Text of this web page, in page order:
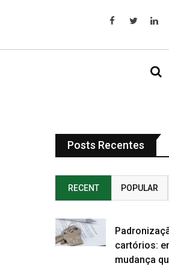
Posts Recentes
RECENT POPULAR
cartórios:
mudança